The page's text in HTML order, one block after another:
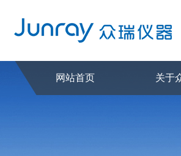
网站首页 关于